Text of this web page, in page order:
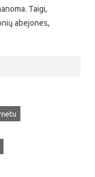
Taigi,
abejones,